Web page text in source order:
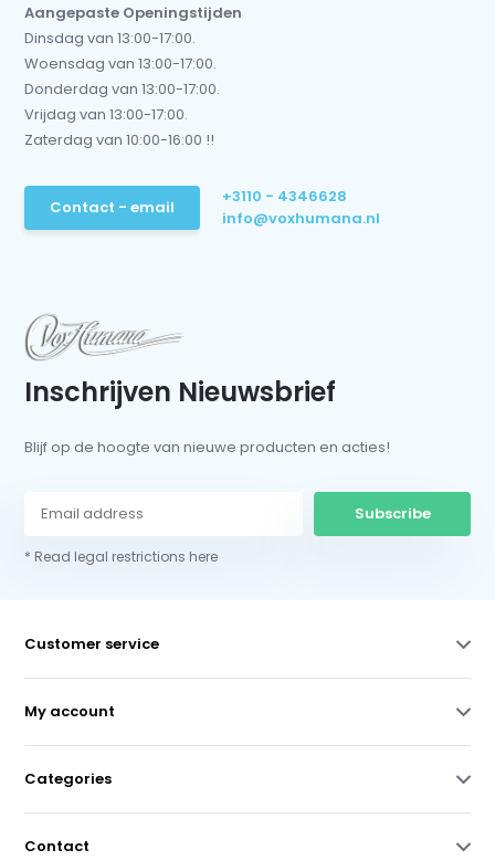
Aangepaste Openingstijden
Dinsdag van 13:00-17:00.
Woensdag van 13:00-17:00.
Donderdag van 13:00-17:00.
Vrijdag van 13:00-17:00.
Zaterdag van 10:00-16:00 !!
Contact - email
+3110 - 4346628
info@voxhumana.nl
Inschrijven Nieuwsbrief
Blijf op de hoogte van nieuwe producten en acties!
Subscribe
* Read legal restrictions here
Customer service
My account
Categories
Contact